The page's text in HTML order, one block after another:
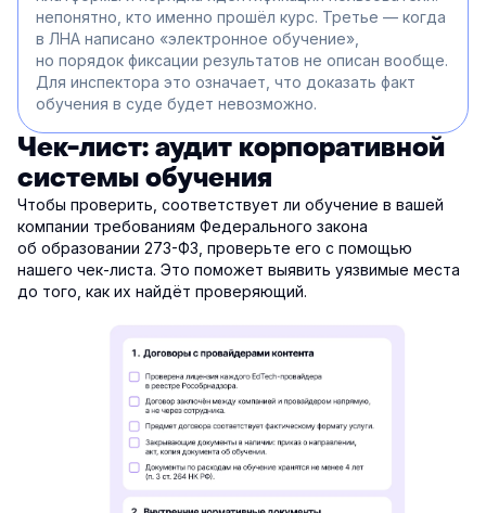
непонятно, кто именно прошёл курс. Третье — когда
в ЛНА написано «электронное обучение»,
но порядок фиксации результатов не описан вообще.
Для инспектора это означает, что доказать факт
обучения в суде будет невозможно.
Чек-лист: аудит корпоративной
системы обучения
Чтобы проверить, соответствует ли обучение в вашей
компании требованиям Федерального закона
об образовании 273-ФЗ, проверьте его с помощью
нашего чек-листа. Это поможет выявить уязвимые места
до того, как их найдёт проверяющий.